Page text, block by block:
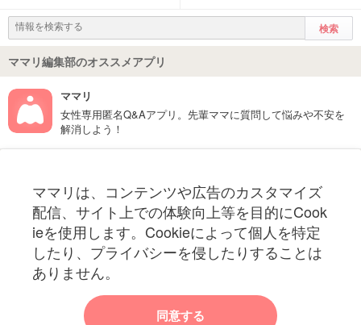
ママリ編集部のオススメアプリ
ママリ
女性専用匿名Q&Aアプリ。先輩ママに質問して悩みや不安を
解消しよう！
ママリは、コンテンツや広告のカスタマイズ
配信、サイト上での体験向上等を目的にCook
ieを使用します。Cookieによって個人を特定
したり、プライバシーを侵したりすることは
ありません。
同意する
妊娠〜子育て中のお役立ち情報を配信中
ママリからのお知らせ